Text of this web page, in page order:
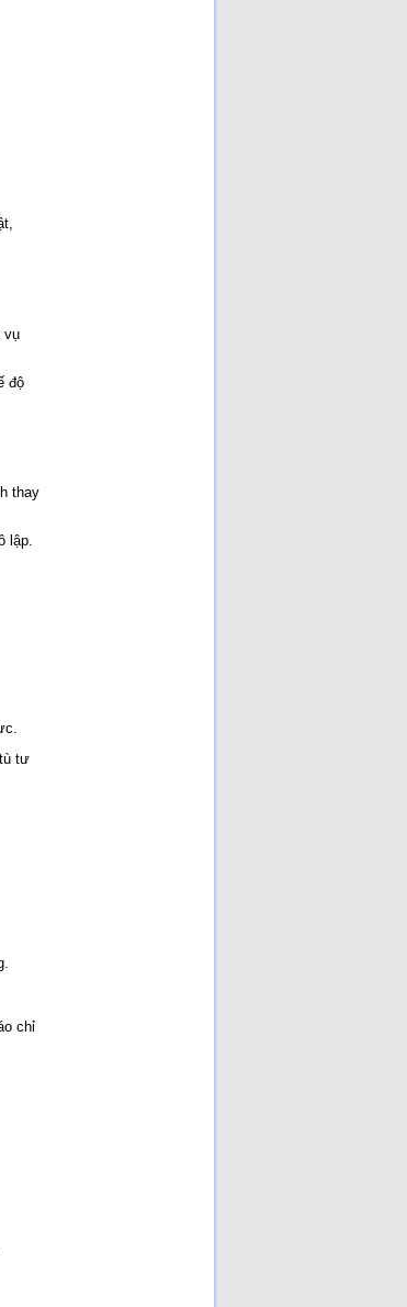
vụ
độ
thay
lập.
tư
chỉ